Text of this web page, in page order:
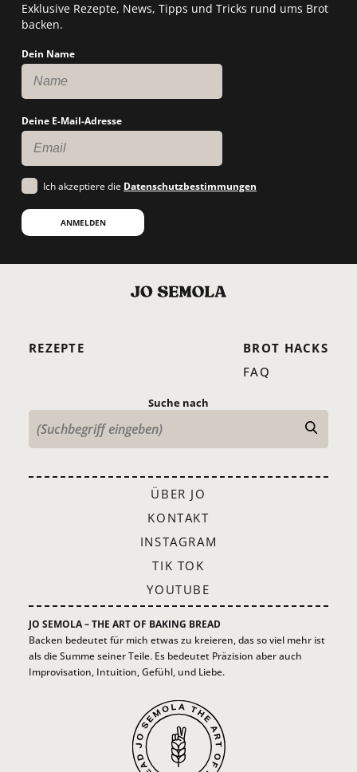
Exklusive Rezepte, News, Tipps und Tricks rund ums Brot
backen.
Dein Name
Deine E-Mail-Adresse
Ich akzeptiere die Datenschutzbestimmungen
ANMELDEN
REZEPTE
BROT HACKS
FAQ
Suche nach
ÜBER JO
KONTAKT
INSTAGRAM
TIK TOK
YOUTUBE
JO SEMOLA – THE ART OF BAKING BREAD
Backen bedeutet für mich etwas zu kreieren, das so viel mehr ist
als die Summe seiner Teile. Es bedeutet Präzision aber auch
Improvisation, Intuition, Gefühl, und Liebe.